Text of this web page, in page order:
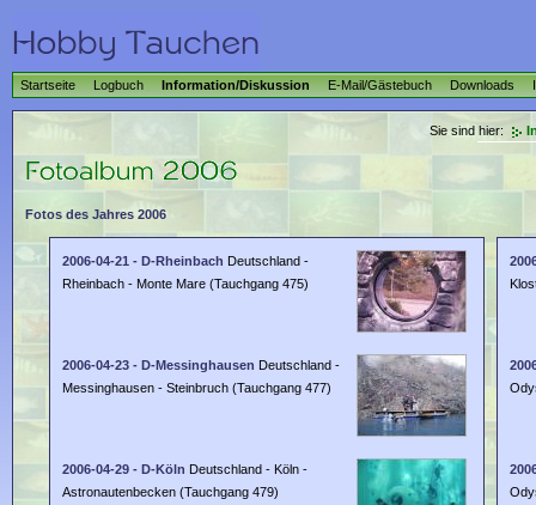
Startseite Logbuch Information/Diskussion E-Mail/Gästebuch Downloads
Sie sind hier:
Fotos des Jahres 2006
2006-04-21 - D-Rheinbach Deutschland -
Rheinbach - Monte Mare (Tauchgang 475)
2006-04-23 - D-Messinghausen Deutschland -
Messinghausen - Steinbruch (Tauchgang 477)
2006-04-29 - D-Köln Deutschland - Köln -
Astronautenbecken (Tauchgang 479)